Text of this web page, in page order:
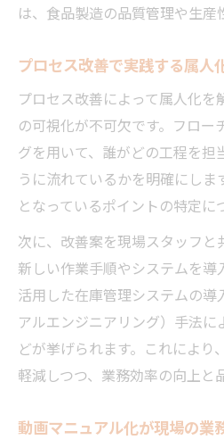
は、食品製造の品質管理や生産
プロセス改善で実践する属人
プロセス改善によって属人化
の可視化が不可欠です。フロー
グを用いて、誰がどの工程を担
うに流れているかを明確にし
となっているポイントの特定に
次に、改善案を現場スタッフと
新しい作業手順やシステムを導
活用した在庫管理システムの導
アルエンジニアリング）手法
どが挙げられます。これにより
軽減しつつ、業務効率の向上と
動画マニュアル化が現場の業